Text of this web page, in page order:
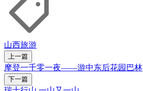
山西旅游
上一篇
摩登一千零一夜——游中东后花园巴林
下一篇